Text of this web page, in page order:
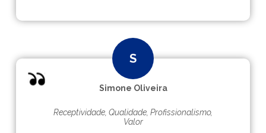
Simone Oliveira
Receptividade, Qualidade, Profissionalismo,
Valor